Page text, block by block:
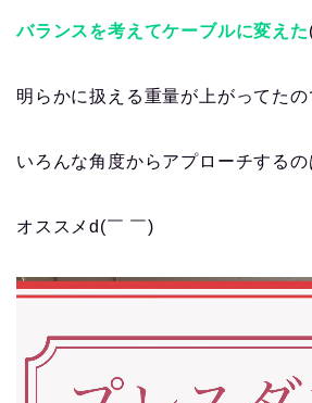
バランスを考えてケーブルに変えた
明らかに扱える重量が上がってたの
いろんな角度からアプローチするの
オススメd(￣ ￣)